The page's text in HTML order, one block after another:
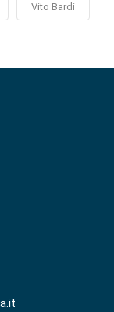
Vito Bardi